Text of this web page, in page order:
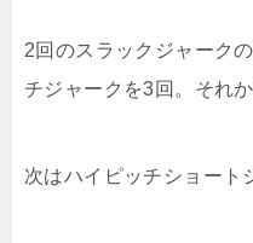
2回のスラックジャーク
チジャークを3回。それ
次はハイピッチショート